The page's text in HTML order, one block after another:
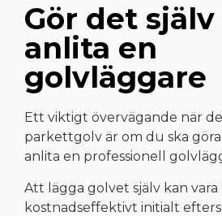
Gör det
anlita en
golvläggare
Ett viktigt övervägande när
parkettgolv är om du ska
anlita en professionell
Att lägga golvet själv kan vara
kostnadseffektivt initialt